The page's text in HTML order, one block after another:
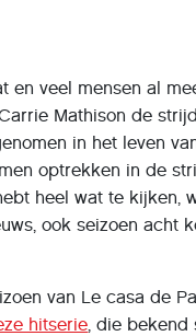
en veel mensen al
Mathison de
in het leven
optrekken in de
heel wat te kijken,
ook seizoen acht
van Le casa de
hitserie, die bekend